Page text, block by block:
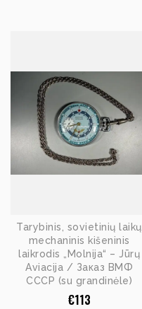
Tarybinis, sovietinių laikų
mechaninis kišeninis
laikrodis „Molnija“ – Jūrų
Aviacija / Заказ ВМФ
СССР (su grandinėle)
€113